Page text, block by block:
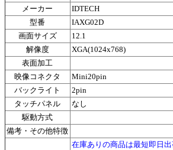
メーカー
IDTECH
型番
IAXG02D
画面サイズ
12.1
解像度
XGA(1024x768)
表面加工
映像コネクタ
Mini20pin
バックライト
2pin
タッチパネル
なし
駆動方式
備考・その他特徴
在庫ありの商品は最短即日出